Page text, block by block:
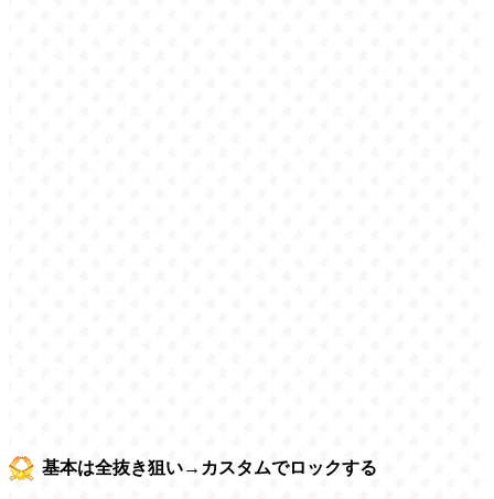
基本は全抜き狙い→カスタムでロックする